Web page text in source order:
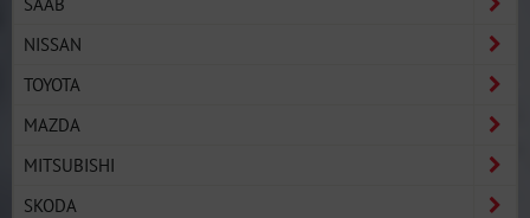
NISSAN
TOYOTA
MAZDA
MITSUBISHI
SKODA